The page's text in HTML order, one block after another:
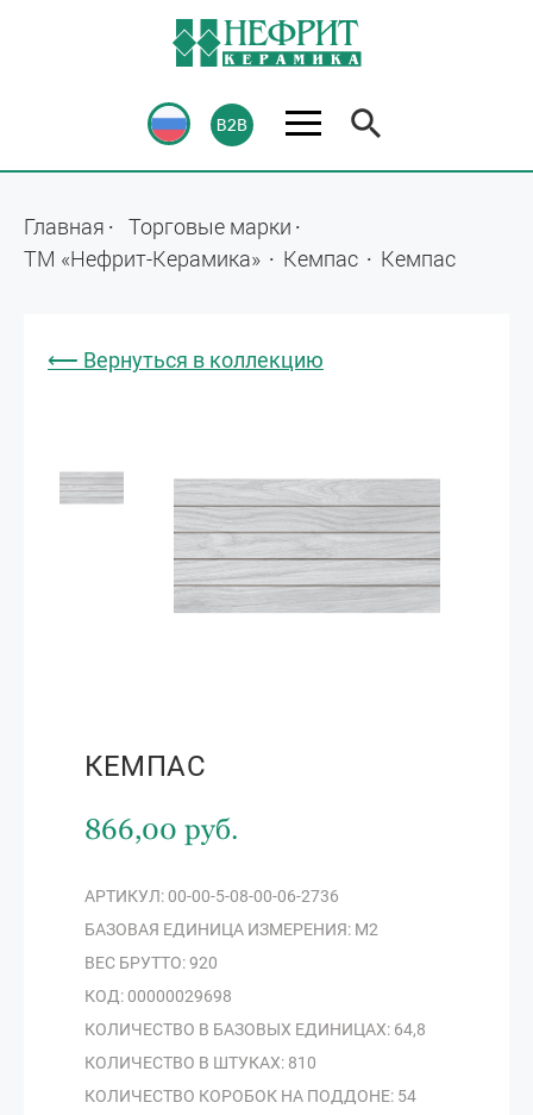
Главная
Торговые марки
ТМ «Нефрит-Керамика»
Кемпас Кемпас
⟵ Вернуться в коллекцию
КЕМПАС
866,00 руб.
АРТИКУЛ: 00-00-5-08-00-06-2736
БАЗОВАЯ ЕДИНИЦА ИЗМЕРЕНИЯ: М2
ВЕС БРУТТО: 920
КОД: 00000029698
КОЛИЧЕСТВО В БАЗОВЫХ ЕДИНИЦАХ: 64,8
КОЛИЧЕСТВО В ШТУКАХ: 810
КОЛИЧЕСТВО КОРОБОК НА ПОДДОНЕ: 54